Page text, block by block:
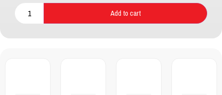
Add to cart